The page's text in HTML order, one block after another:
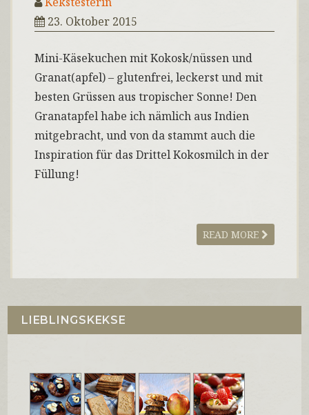
23. Oktober 2015
Mini-Käsekuchen mit Kokosk/nüssen und
Granat(apfel) – glutenfrei, leckerst und mit
besten Grüssen aus tropischer Sonne! Den
Granatapfel habe ich nämlich aus Indien
mitgebracht, und von da stammt auch die
Inspiration für das Drittel Kokosmilch in der
Füllung!
READ MORE
LIEBLINGSKEKSE